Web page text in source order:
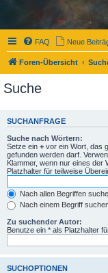
FAQ Neue
Foren-Übersicht
Suche
SUCHANFRAGE
Suche nach Wörtern:
Setze ein + vor ein Wort, das
gefunden werden darf.
Klammer, wenn nur eines der
Platzhalter für teilweise
Nach allen Begriffen
Nach einem Begriff
Zu suchender Autor:
Benutze ein * als Platzhalter
SUCHOPTIONEN